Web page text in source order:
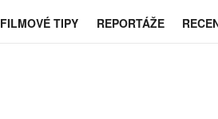
FILMOVÉ TIPY REPORTÁŽE